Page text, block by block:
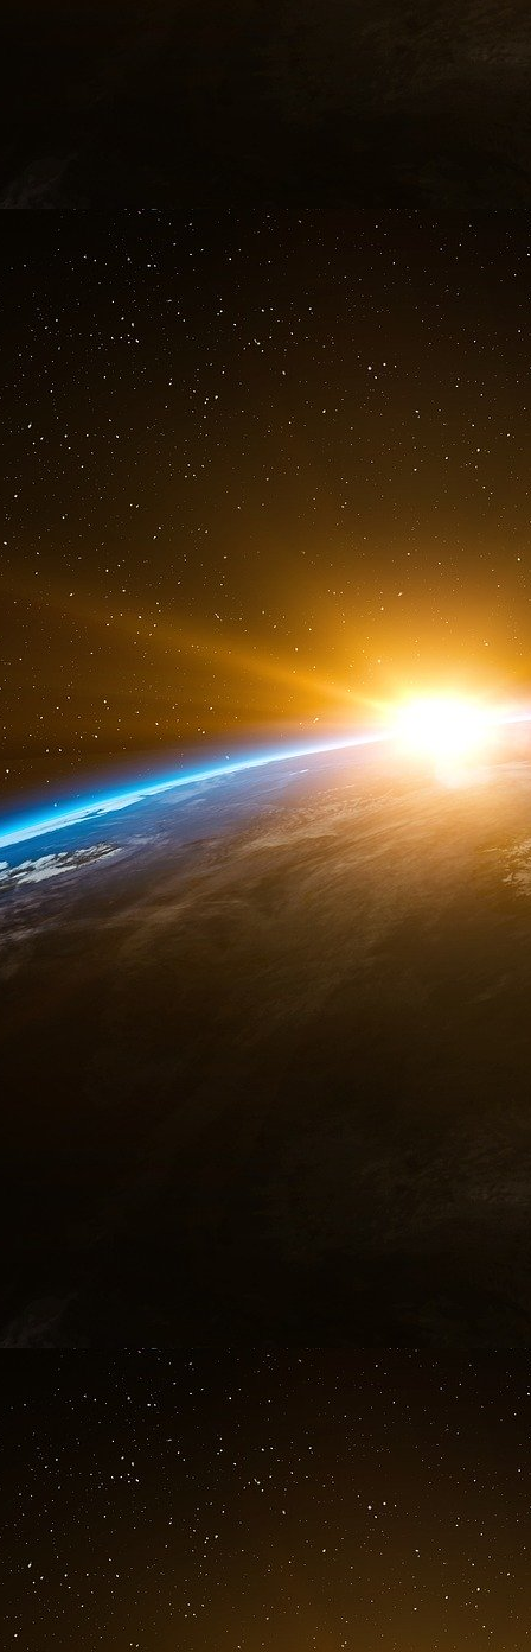
ressemblait à un rejet mitigé par les États-
État.
« La liberté n’est pas la même chose
M. Zayets et aux autres membres du
Américains ne soutiendront pas ceux qui
remplacer une tyrannie lointaine par un
encouragent un nationalisme suicidaire fondé
Dépouillée des subtilités rhétoriques, la
Moscou et le président soviétique Mikhaïl
savoir. Bien que le corps législatif soit
l’époque à la sécession, le discours de Bush
morue », a fait remarquer un diplomate basé à
Les stratèges de la Maison Blanche, inquiets
de la part des électeurs ukraino-
journalistes que Bush n’avait pas du tout
moins dans les cercles indépendantistes de
Compte tenu du message de Bush en
montré à l’administration Bush qu’elle
Gorbatchev et le droit des républiques à
balayées ici comme un « faux choix ».
Dans les derniers jours de novembre,
référendum sur l’indépendance, la Maison
a décidé qu’elle devrait finalement étendre la
fondamental dans la politique
simplement cessé d’être le défenseur de
ligne de conduite du nouvel homme fort du
« Je pense que Baker va persuader (le
renforcer la communauté, de stabiliser la
en général, de soutenir pleinement les
nous par M. Eltsine », a déclaré Les
ukrainien.
Los Angeles Times Décembre 1991